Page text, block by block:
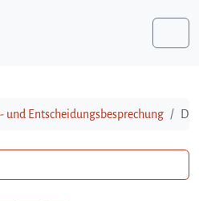
und Entscheidungsbesprechung